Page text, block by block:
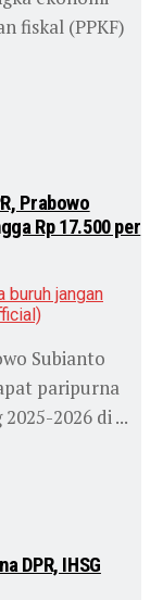
fiskal (PPKF)
Prabowo
Rp 17.500 per
Subianto
paripurna
2026 di ...
DPR, IHSG